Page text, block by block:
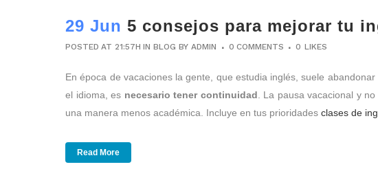
29 Jun 5 consejos para mejorar tu
POSTED AT 21:57H INBLOG BYADMIN 0 COMMENTS 0 LIKES
En época de vacaciones la gente, que estudia inglés, suele
el idioma, es necesario tener continuidad . La pausa vacacional y
una manera menos académica. Incluye en tus prioridades clases de
Read More